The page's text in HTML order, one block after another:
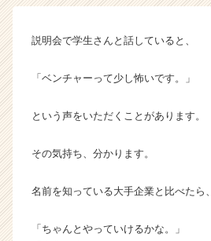
ベ
ャ
成
企
ら
カ
説明会で学生さんと話していると、
「ベンチャーって少し怖いです。」
という声をいただくことがあります。
その気持ち、分かります。
名前を知っている大手企業と比べたら、
「ちゃんとやっていけるかな。」